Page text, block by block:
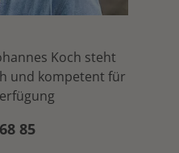
Koch steht
und kompetent für
85